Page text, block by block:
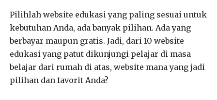
Pilihlah website edukasi yang paling sesuai untuk
kebutuhan Anda, ada banyak pilihan. Ada yang
berbayar maupun gratis. Jadi, dari 10 website
edukasi yang patut dikunjungi pelajar di masa
belajar dari rumah di atas, website mana yang jadi
pilihan dan favorit Anda?